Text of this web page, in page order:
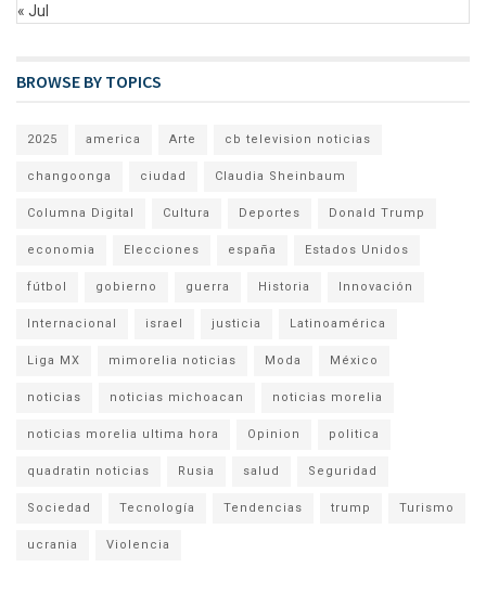
« Jul
BROWSE BY TOPICS
2025 america Arte cb television noticias
changoonga ciudad Claudia Sheinbaum
Columna Digital Cultura Deportes Donald Trump
economia Elecciones españa Estados Unidos
fútbol gobierno guerra Historia Innovación
Internacional israel justicia Latinoamérica
Liga MX mimorelia noticias Moda México
noticias noticias michoacan noticias morelia
noticias morelia ultima hora Opinion politica
quadratin noticias Rusia salud Seguridad
Sociedad Tecnología Tendencias trump Turismo
ucrania Violencia